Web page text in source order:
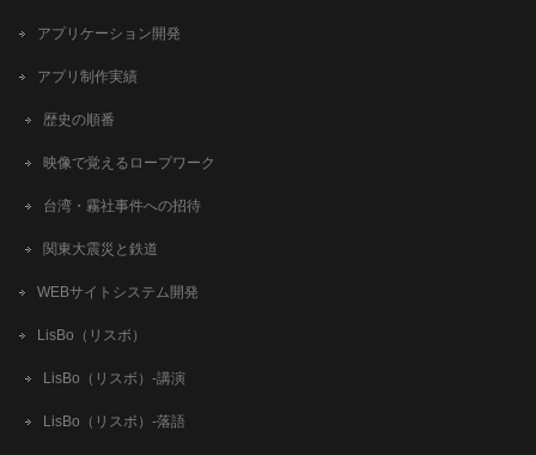
アプリケーション開発
アプリ制作実績
歴史の順番
映像で覚えるロープワーク
台湾・霧社事件への招待
関東大震災と鉄道
WEBサイトシステム開発
LisBo（リスボ）
LisBo（リスボ）-講演
LisBo（リスボ）-落語